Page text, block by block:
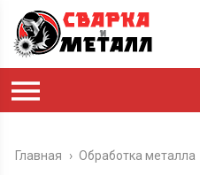
Главная › Обработка металла